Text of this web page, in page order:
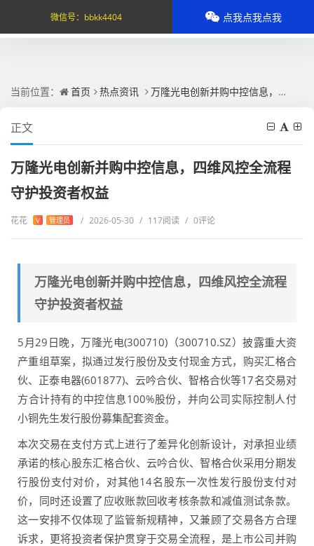
当前位置： 首页 热点资讯 万隆光电创新并购中控信息，四维风控全流程守护投资者权益
正文
万隆光电创新并购中控信息，四维风控全流程
守护投资者权益
花花 V 管理员 / 2026-05-30 / 117阅读 / 0评论
万隆光电创新并购中控信息，四维风控全流程
守护投资者权益
5月29日晚，万隆光电(300710)（300710.SZ）披露重大资
产重组草案，拟通过发行股份及支付现金方式，购买汇格合
伙、正泰电器(601877)、云吟合伙、智格合伙等17名交易对
方合计持有的中控信息100%股份，并向公司实际控制人付
小铜先生发行股份募集配套资金。
本次交易在支付方式上进行了差异化创新设计，对承担业绩
承诺的核心股东汇格合伙、云吟合伙、智格合伙采用分期发
行股份支付对价，对其他14名股东一次性发行股份支付对
价，同时还设置了应收账款回收考核条款和减值测试条款。
这一安排不仅体现了监管新规精神，又兼顾了交易各方合理
诉求，更将投资者保护贯穿于交易全流程，是上市公司并购
微信号： bbkk4404 点我点我点我